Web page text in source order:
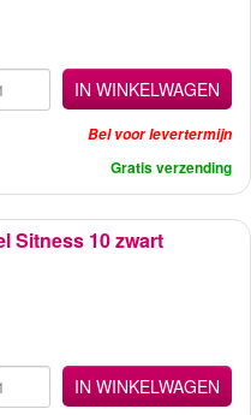
IN WINKELWAGEN
Bel voor levertermijn
Gratis verzending
Sitness 10 zwart
IN WINKELWAGEN